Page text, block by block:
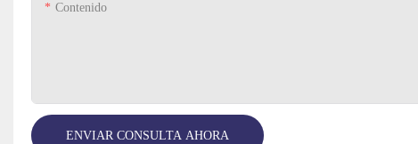
Contenido
ENVIAR CONSULTA AHORA